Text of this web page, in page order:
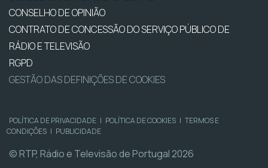
CONSELHO DE OPINIÃO
CONTRATO DE CONCESSÃO DO SERVIÇO PÚBLICO DE
RÁDIO E TELEVISÃO
RGPD
GESTÃO DAS DEFINIÇÕES DE COOKIES
POLÍTICA DE PRIVACIDADE | POLÍTICA DE COOKIES | TERMOS E
CONDIÇÕES | PUBLICIDADE
© RTP, Rádio e Televisão de Portugal 2026